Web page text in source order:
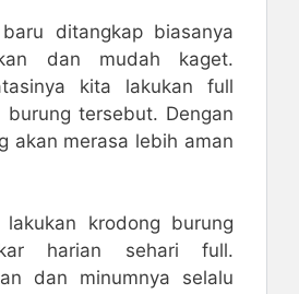
ditangkap biasanya
dan mudah kaget.
kita lakukan full
burung tersebut. Dengan
akan merasa lebih aman
krodong burung
harian sehari full.
dan minumnya selalu